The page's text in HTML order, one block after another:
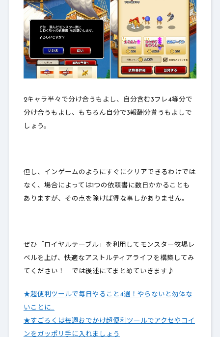
2キャラ半々で分け合うもよし、自分含む3フレ4等分で
分け合うもよし、もちろん自分で3報酬分貰うもよしで
しょう。
但し、インゲームのようにすぐにクリアできるわけでは
なく、場合によっては1つの依頼書に数日かかることも
ありますが、その点を除けば得な事しかありません。
ぜひ「ロイヤルテーブル」を利用してモンスター牧場レ
ベルを上げ、快適なアストルティアライフを構築してみ
てください！ では後述にてまとめていきます♪
★超便利ツールで毎日やること4選！やらないと勿体な
いことに…
★すごろくは毎週おでかけ超便利ツールでアクセやコイ
ンをガッポリ手に入れましょう